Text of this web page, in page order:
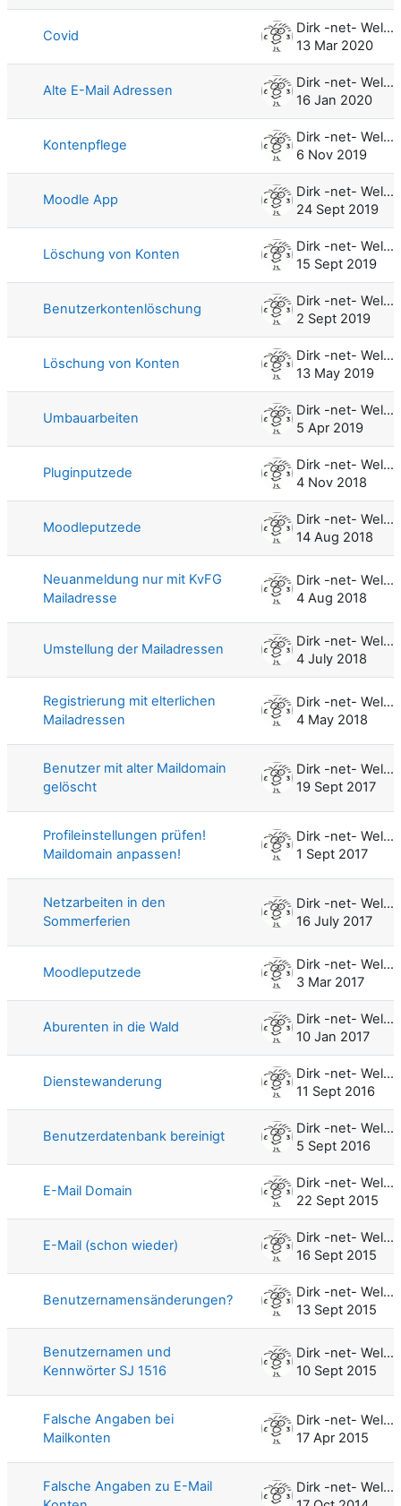
Covid
Dirk -net- Weller
13 Mar 2020
Alte E-Mail Adressen
Dirk -net- Weller
16 Jan 2020
Kontenpflege
Dirk -net- Weller
6 Nov 2019
Moodle App
Dirk -net- Weller
24 Sept 2019
Löschung von Konten
Dirk -net- Weller
15 Sept 2019
Benutzerkontenlöschung
Dirk -net- Weller
2 Sept 2019
Löschung von Konten
Dirk -net- Weller
13 May 2019
Umbauarbeiten
Dirk -net- Weller
5 Apr 2019
Pluginputzede
Dirk -net- Weller
4 Nov 2018
Moodleputzede
Dirk -net- Weller
14 Aug 2018
Neuanmeldung nur mit KvFG
Mailadresse
Dirk -net- Weller
4 Aug 2018
Umstellung der Mailadressen
Dirk -net- Weller
4 July 2018
Registrierung mit elterlichen
Mailadressen
Dirk -net- Weller
4 May 2018
Benutzer mit alter Maildomain
gelöscht
Dirk -net- Weller
19 Sept 2017
Profileinstellungen prüfen!
Maildomain anpassen!
Dirk -net- Weller
1 Sept 2017
Netzarbeiten in den
Sommerferien
Dirk -net- Weller
16 July 2017
Moodleputzede
Dirk -net- Weller
3 Mar 2017
Aburenten in die Wald
Dirk -net- Weller
10 Jan 2017
Dienstewanderung
Dirk -net- Weller
11 Sept 2016
Benutzerdatenbank bereinigt
Dirk -net- Weller
5 Sept 2016
E-Mail Domain
Dirk -net- Weller
22 Sept 2015
E-Mail (schon wieder)
Dirk -net- Weller
16 Sept 2015
Benutzernamensänderungen?
Dirk -net- Weller
13 Sept 2015
Benutzernamen und
Kennwörter SJ 1516
Dirk -net- Weller
10 Sept 2015
Falsche Angaben bei
Mailkonten
Dirk -net- Weller
17 Apr 2015
Falsche Angaben zu E-Mail
Dirk -net- Weller